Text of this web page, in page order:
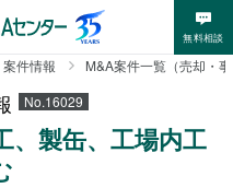
無料相談
案件情報 M&A案件一覧（売却・
No.16029
、製缶、工場内工